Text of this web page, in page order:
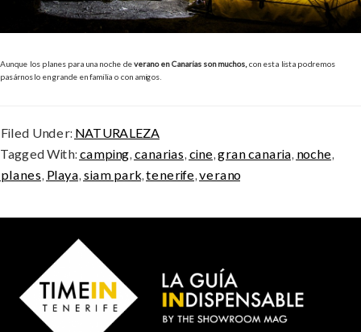
Aunque los planes para una noche deverano en Canarias son muchos, con esta lista podremos
pasárnoslo en grande en familia o con amigos.
Filed Under: NATURALEZA
Tagged With: camping, canarias, cine,gran canaria, noche,
planes, Playa, siam park,tenerife,verano